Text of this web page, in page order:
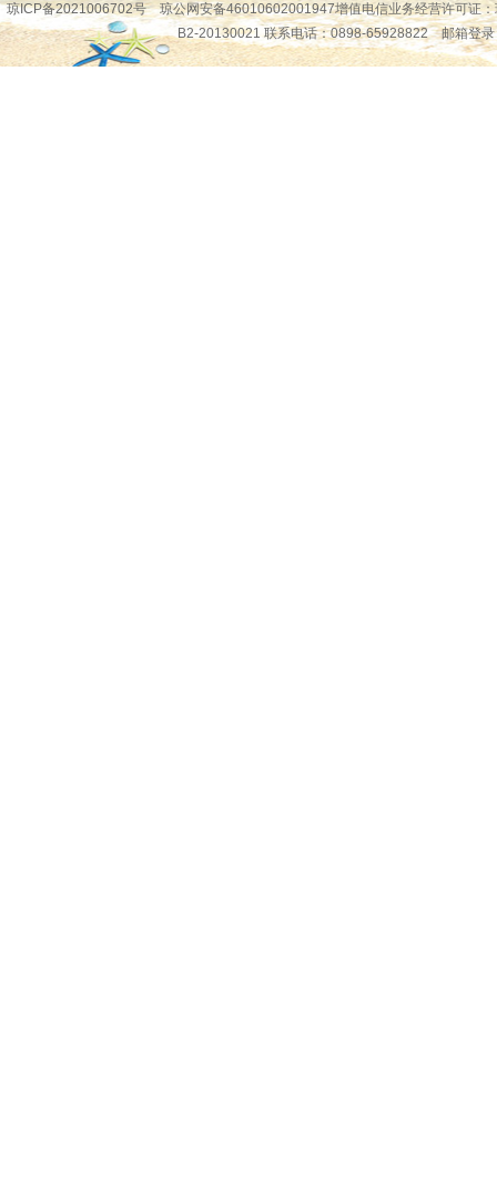
琼ICP备2021006702号琼公网安备46010602001947增值电信业务经营许可证：
B2-20130021 联系电话：0898-65928822邮箱登录